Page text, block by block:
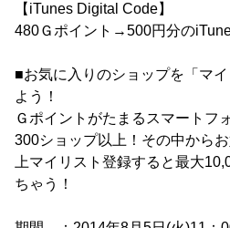
【iTunes Digital Code】
480Ｇポイント→500円分の
■お気に入りのショップを「マ
よう！
Ｇポイントがたまるスマートフ
300ショップ以上！その中から
上マイリスト登録すると最大
ちゃう！